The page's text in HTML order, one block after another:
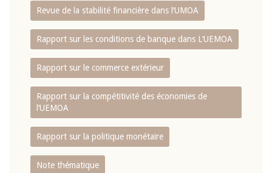
Revue de la stabilité financière dans l‘UMOA
Rapport sur les conditions de banque dans L‘UEMOA
Rapport sur le commerce extérieur
Rapport sur la compétitivité des économies de
l‘UEMOA
Rapport sur la politique monétaire
Note thématique